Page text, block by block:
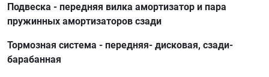
Подвеска - передняя вилка амортизатор и пара
пружинных амортизаторов сзади
Тормозная система - передняя- дисковая, сзади-
барабанная